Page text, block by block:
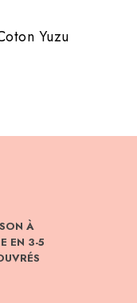
Yuzu
À
EN 3-5